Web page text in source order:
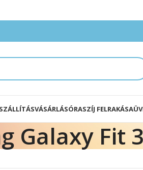
VÁSÁRLÁSÓRASZÍJ FELRAKÁSA
Galaxy Fit